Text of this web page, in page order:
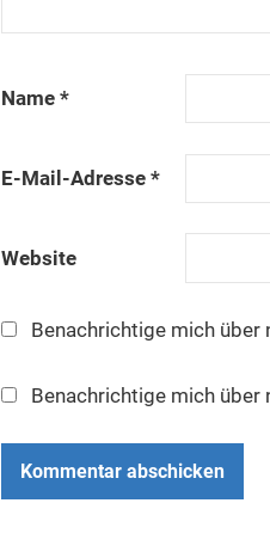
Name *
E-Mail-Adresse *
Website
Benachrichtige mich über
Benachrichtige mich über